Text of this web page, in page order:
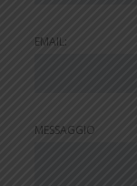
EMAIL:
MESSAGGIO